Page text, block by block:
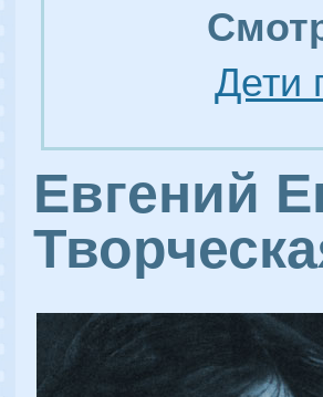
Дети
Евгений